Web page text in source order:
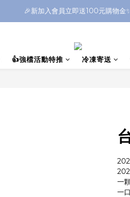
🎉新加入會員立即送100元購物金
👍強檔活動特推 冷凍寄送
一
一